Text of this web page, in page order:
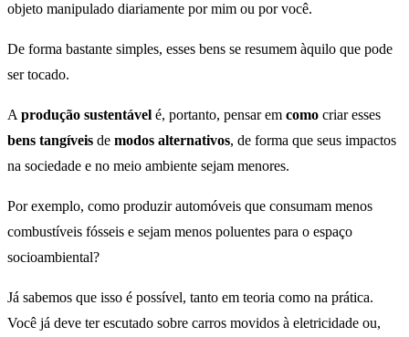
objeto manipulado diariamente por mim ou por você.
De forma bastante simples, esses bens se resumem àquilo que pode
ser tocado.
Aprodução sustentável é, portanto, pensar em como criar esses
bens tangíveis de modos alternativos, de forma que seus impactos
na sociedade e no meio ambiente sejam menores.
Por exemplo, como produzir automóveis que consumam menos
combustíveis fósseis e sejam menos poluentes para o espaço
socioambiental?
Já sabemos que isso é possível, tanto em teoria como na prática.
Você já deve ter escutado sobre carros movidos à eletricidade ou,